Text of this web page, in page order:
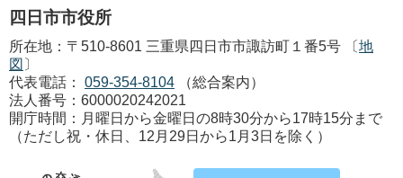
四日市市役所
所在地：〒510-8601 三重県四日市市諏訪町１番5号 〔地
図 〕
代表電話：
059-354-8104
（総合案内）
法人番号：6000020242021
開庁時間：月曜日から金曜日の8時30分から17時15分まで
（ただし祝・休日、12月29日から1月3日を除く）